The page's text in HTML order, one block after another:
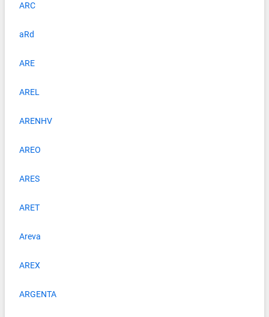
ARC
aRd
ARE
AREL
ARENHV
AREO
ARES
ARET
Areva
AREX
ARGENTA